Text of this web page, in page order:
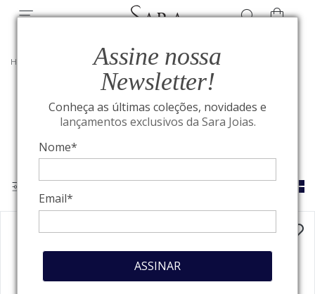
Assine nossa
Newsletter!
Conheça as últimas coleções, novidades e
lançamentos exclusivos da Sara Joias.
Nome*
Email*
ASSINAR
HOME
Panerai